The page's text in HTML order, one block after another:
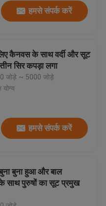
हमसे संपर्क करें
कैनवस के साथ वर्दी और सूट
सिर कपड़ा लगा
जोड़े ~ 5000 जोड़े
योग्य
हमसे संपर्क करें
बुना हुआ और बाल
साथ पुरुषों का सूट प्रमुख